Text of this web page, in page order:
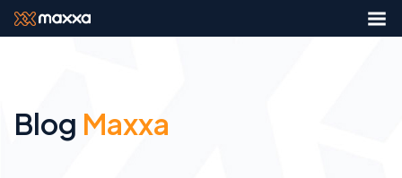
Blog Maxxa